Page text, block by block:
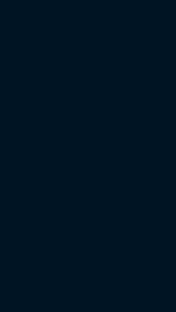
Avez-vous déjà pensé à la
vous saurez dès la récolte
protection des cultures a